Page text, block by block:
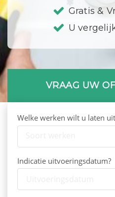
Gratis &
U
VRAAG UW
Welke werken wilt u laten
Indicatie uitvoeringsdatum?